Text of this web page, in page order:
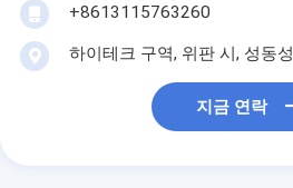
+8613115763260
하이테크 구역, 위판 시, 성동성
지금 연락